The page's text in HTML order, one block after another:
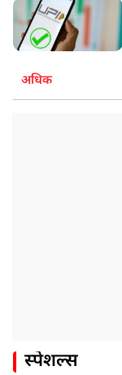
अधिक
स्पेशल्स